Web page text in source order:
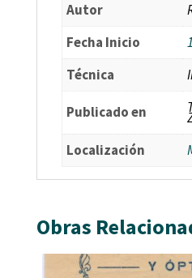
Autor
Fecha Inicio
Técnica
Publicado en
Localización
Obras